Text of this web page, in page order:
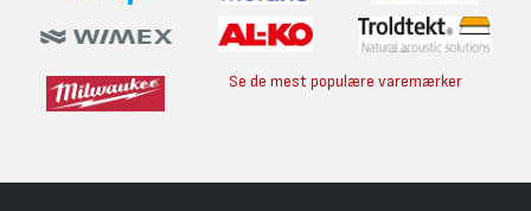
Se de mest populære varemærker